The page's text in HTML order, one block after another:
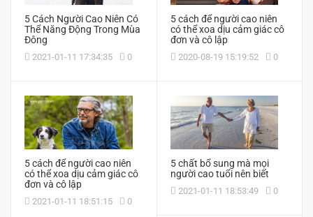
5 Cách Người Cao Niên Có
Thể Năng Động Trong Mùa
Đông
2021-01-11 17:34:35 0
5 cách để người cao niên
có thể xoa dịu cảm giác cô
đơn và cô lập
2020-08-19 15:19:52 0
5 cách để người cao niên
có thể xoa dịu cảm giác cô
đơn và cô lập
2021-01-11 18:51:15 0
5 chất bổ sung mà mọi
người cao tuổi nên biết
2021-01-11 18:53:49 0